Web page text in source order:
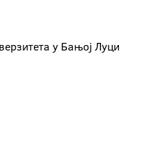
у Бањој Луци